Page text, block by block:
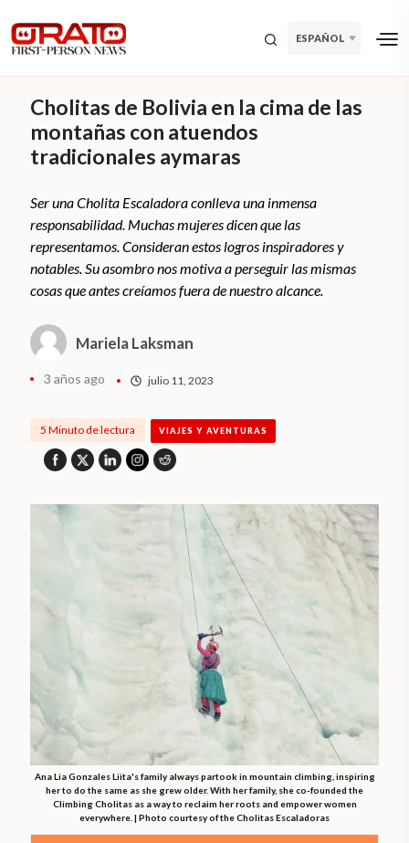
ESPAÑOL
Cholitas de Bolivia en la cima de las
montañas con atuendos
tradicionales aymaras
Ser una Cholita Escaladora conlleva una inmensa
responsabilidad. Muchas mujeres dicen que las
representamos. Consideran estos logros inspiradores y
notables. Su asombro nos motiva a perseguir las mismas
cosas que antes creíamos fuera de nuestro alcance.
Mariela Laksman
3 años ago julio 11, 2023
5 Minuto de lectura VIAJES Y AVENTURAS
Ana Lia Gonzales Liita's family always partook in mountain climbing, inspiring
her to do the same as she grew older. With her family, she co-founded the
Climbing Cholitas as a way to reclaim her roots and empower women
everywhere. | Photo courtesy of the Cholitas Escaladoras